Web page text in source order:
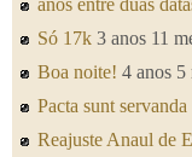
anos entre duas
Só 17k 3 anos 11
Boa noite! 4 anos 5
Pacta sunt servanda
Reajuste Anaul de